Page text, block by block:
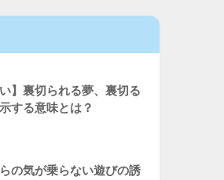
い】裏切られる夢、裏切る
する意味とは？
の気が乗らない遊びの誘